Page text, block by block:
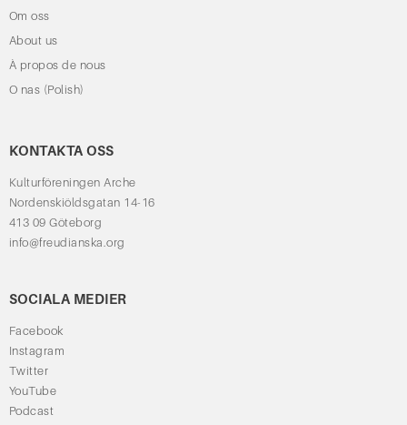
Om oss
About us
À propos de nous
O nas (Polish)
KONTAKTA OSS
Kulturföreningen Arche
Nordenskiöldsgatan 14-16
413 09 Göteborg
info@freudianska.org
SOCIALA MEDIER
Facebook
Instagram
Twitter
YouTube
Podcast